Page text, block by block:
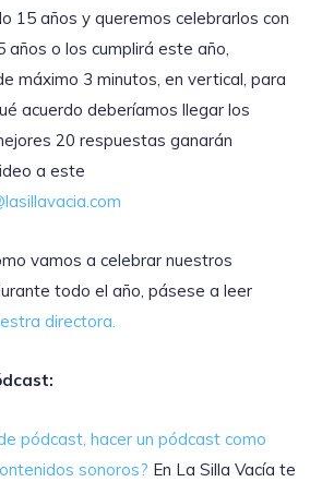
15 años y queremos celebrarlos con
años o los cumplirá este año,
máximo 3 minutos, en vertical, para
acuerdo deberíamos llegar los
20 respuestas ganarán
a este
vamos a celebrar nuestros
todo el año, pásese a leer
directora.
pódcast, hacer un pódcast como
sonoros? En La Silla Vacía te